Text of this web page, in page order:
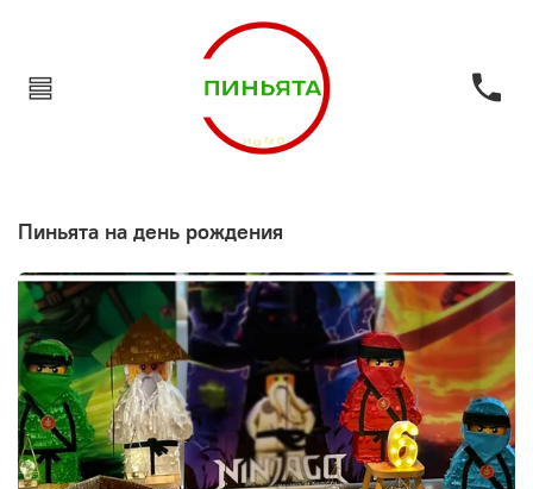
пиньята на день рождения